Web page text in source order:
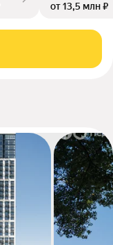
от 13,5 млн ₽